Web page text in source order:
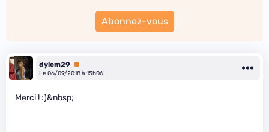
Abonnez-vous
dylem29 Premium
Le 06/09/2018 à 15h06
Merci ! :)&nbsp;